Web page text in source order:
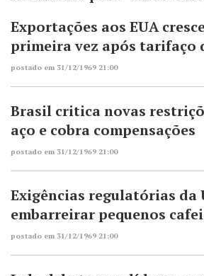
Exportações aos EUA
primeira vez após tarifaço
postado em 31/12/1969 21:00
Brasil critica novas
aço e cobra compensações
postado em 31/12/1969 21:00
Exigências regulatórias da
embarreirar pequenos
postado em 31/12/1969 21:00